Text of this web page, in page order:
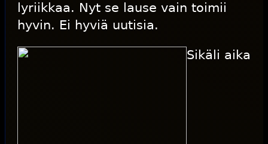
lyriikkaa. Nyt se lause vain toimii
hyvin. Ei hyviä uutisia.
Sikäli aika